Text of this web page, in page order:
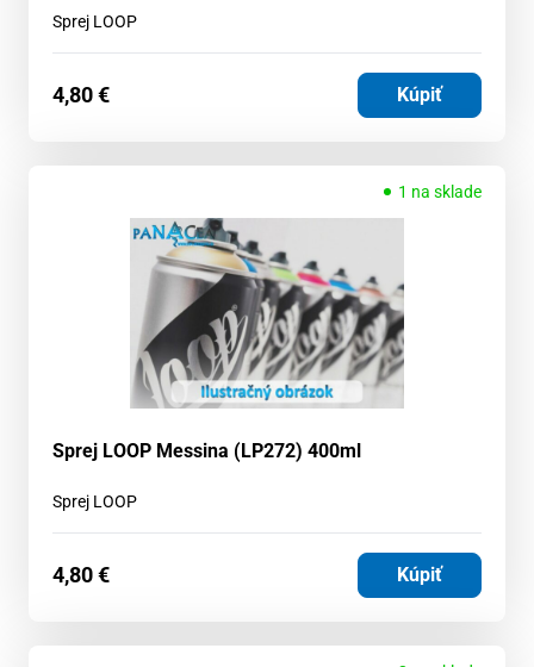
Sprej LOOP
4,80€ Kúpiť
1 na sklade
Sprej LOOP Messina (LP272) 400ml
Sprej LOOP
4,80€ Kúpiť